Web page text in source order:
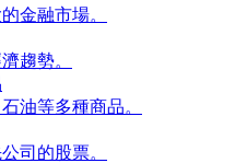
金融市場。
趨勢。
油等多種商品。
司的股票。